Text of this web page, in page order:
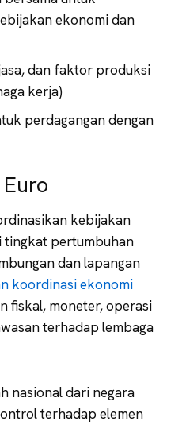
ekonomi dan
dan faktor produksi
kerja)
perdagangan dengan
kebijakan
tingkat pertumbuhan
dan lapangan
koordinasi ekonomi
fiskal, moneter, operasi
terhadap lembaga
nasional dari negara
terhadap elemen